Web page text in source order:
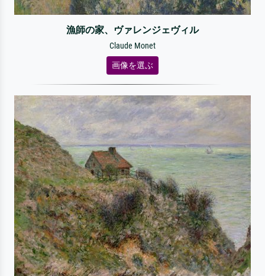
漁師の家、ヴァレンジェヴィル
Claude Monet
画像を選ぶ